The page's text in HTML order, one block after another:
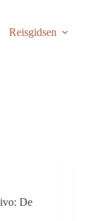
Reisgidsen
De